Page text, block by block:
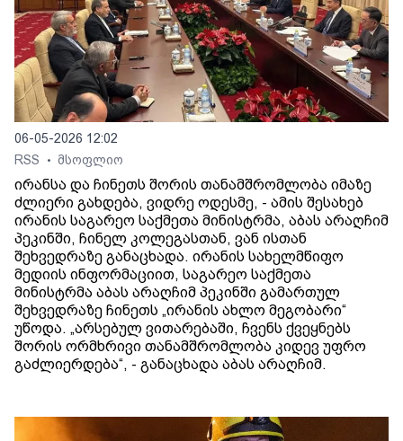
06-05-2026 12:02
RSS
• მსოფლიო
ირანსა და ჩინეთს შორის თანამშრომლობა იმაზე
ძლიერი გახდება, ვიდრე ოდესმე, - ამის შესახებ
ირანის საგარეო საქმეთა მინისტრმა, აბას არაღჩიმ
პეკინში, ჩინელ კოლეგასთან, ვან ისთან
შეხვედრაზე განაცხადა. ირანის სახელმწიფო
მედიის ინფორმაციით, საგარეო საქმეთა
მინისტრმა აბას არაღჩიმ პეკინში გამართულ
შეხვედრაზე ჩინეთს „ირანის ახლო მეგობარი“
უწოდა. „არსებულ ვითარებაში, ჩვენს ქვეყნებს
შორის ორმხრივი თანამშრომლობა კიდევ უფრო
გაძლიერდება“, - განაცხადა აბას არაღჩიმ.